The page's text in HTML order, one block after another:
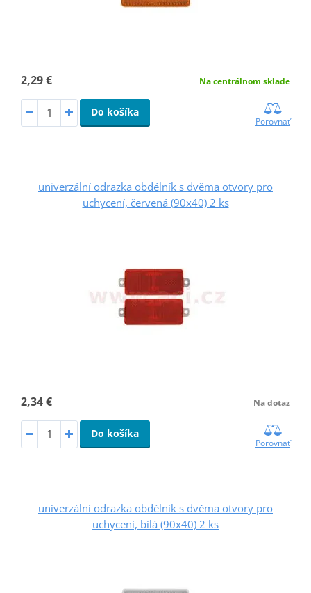
2,29 € Na centrálnom sklade
Do košíka
Porovnať
univerzální odrazka obdélník s dvěma otvory pro
uchycení, červená (90x40) 2 ks
2,34 € Na dotaz
Do košíka
Porovnať
univerzální odrazka obdélník s dvěma otvory pro
uchycení, bílá (90x40) 2 ks